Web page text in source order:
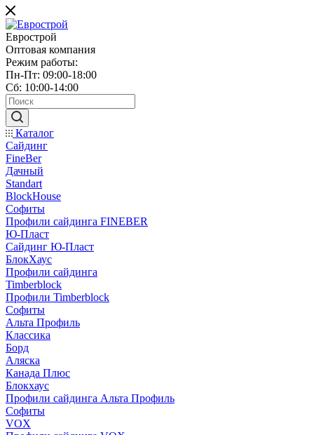
Еврострой
Оптовая компания
Режим работы:
Пн-Пт: 09:00-18:00
Сб: 10:00-14:00
Каталог
Сайдинг
FineBer
Дачный
Standart
BlockHouse
Софиты
Профили сайдинга FINEBER
Ю-Пласт
Сайдинг Ю-Пласт
БлокХаус
Профили сайдинга
Timberblock
Профили Timberblock
Софиты
Альта Профиль
Классика
Борд
Аляска
Канада Плюс
Блокхаус
Профили сайдинга Альта Профиль
Софиты
VOX